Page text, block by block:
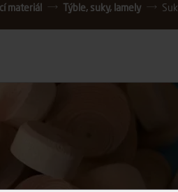
materiál Týble, suky, lamely